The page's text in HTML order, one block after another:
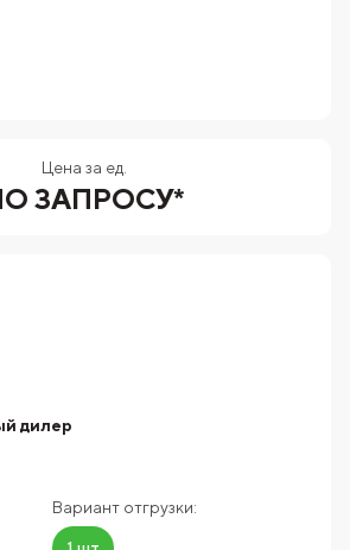
Цена за ед.
ЗАПРОСУ*
Вариант отгрузки:
дилер